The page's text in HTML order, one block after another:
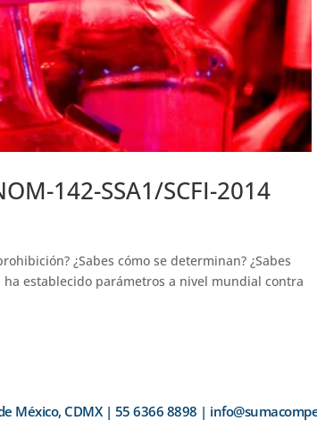
142-SSA1/SCFI-2014
¿Sabes cómo se determinan? ¿Sabes
establecido parámetros a nivel mundial contra
México, CDMX | 55 6366 8898 |